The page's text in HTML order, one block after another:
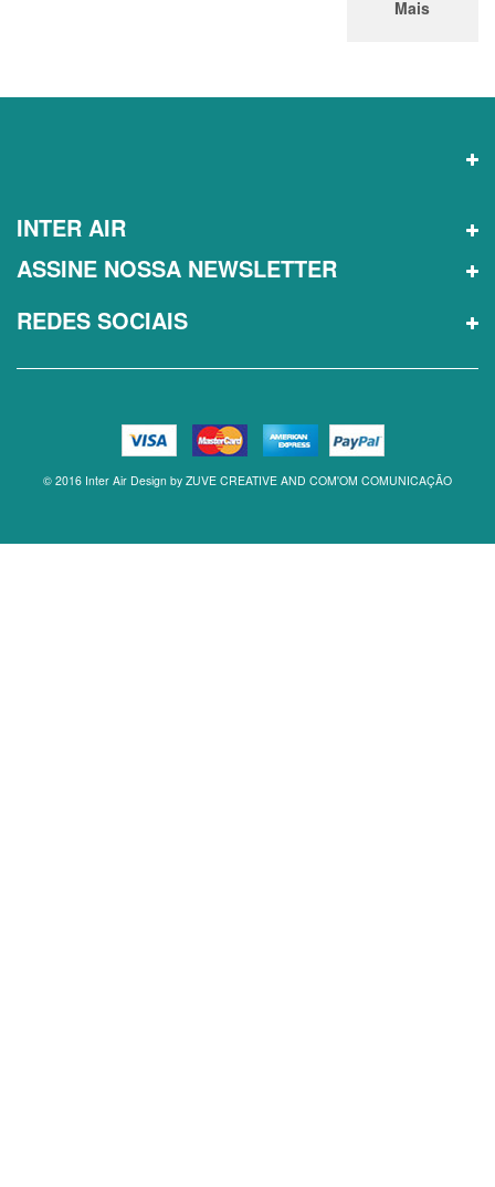
Mais
INTER AIR
ASSINE NOSSA NEWSLETTER
REDES SOCIAIS
© 2016 Inter Air Design by ZUVE CREATIVE AND COM'OM COMUNICAÇÃO